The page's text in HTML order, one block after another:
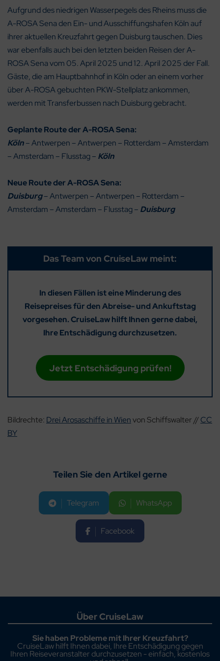
Aufgrund des niedrigen Wasserpegels des Rheins muss die
A-ROSA Sena den Ein- und Ausschiffungshafen Köln auf
ihrer aktuellen Kreuzfahrt gegen Duisburg tauschen. Dies
war ebenfalls auch bei den letzten beiden Reisen der A-
ROSA Sena vom 05. April 2025 und 12. April 2025 der Fall.
Gäste, die am Hauptbahnhof in Köln oder an einem vorher
über A-ROSA gebuchten PKW-Stellplatz ankommen,
werden mit Transferbussen nach Duisburg gebracht.
Geplante Route der A-ROSA Sena:
Köln– Antwerpen – Antwerpen – Rotterdam – Amsterdam
– Amsterdam – Flusstag – Köln
Neue Route der A-ROSA Sena:
Duisburg– Antwerpen – Antwerpen – Rotterdam –
Amsterdam – Amsterdam – Flusstag – Duisburg
Das Team von CruiseLaw meint:
In diesen Fällen ist eine Minderung des
Reisepreises für den Abreise- und Ankuftstag
vorgesehen. CruiseLaw hilft Ihnen gerne dabei,
Ihre Entschädigung durchzusetzen.
Jetzt Entschädigung prüfen!
Bildrechte: Drei Arosaschiffe in Wienvon Schiffswalter //CC
BY
Teilen Sie den Artikel gerne
Telegram WhatsApp
Facebook
Über CruiseLaw
Sie haben Probleme mit Ihrer Kreuzfahrt?
CruiseLaw hilft Ihnen dabei, Ihre Entschädigung gegen
Ihren Reiseveranstalter durchzusetzen - einfach, kostenlos